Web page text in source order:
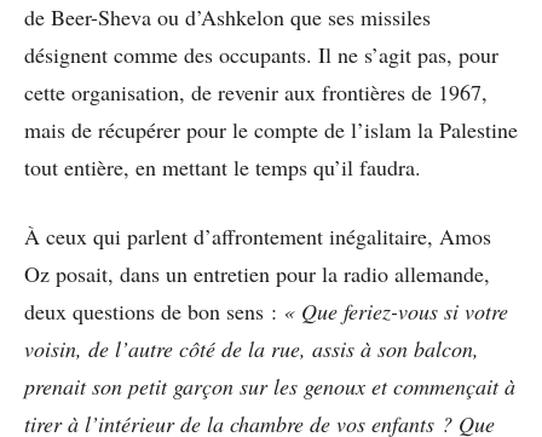
de Beer-Sheva ou d’Ashkelon que ses missiles
désignent comme des occupants. Il ne s’agit pas, pour
cette organisation, de revenir aux frontières de 1967,
mais de récupérer pour le compte de l’islam la Palestine
tout entière, en mettant le temps qu’il faudra.
À ceux qui parlent d’affrontement inégalitaire, Amos
Oz posait, dans un entretien pour la radio allemande,
deux questions de bon sens : « Que feriez-vous si votre
voisin, de l’autre côté de la rue, assis à son balcon,
prenait son petit garçon sur les genoux et commençait à
tirer à l’intérieur de la chambre de vos enfants ? Que